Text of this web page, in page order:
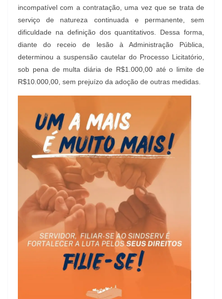
incompatível com a contratação, uma vez que se trata de
serviço de natureza continuada e permanente, sem
dificuldade na definição dos quantitativos. Dessa forma,
diante do receio de lesão à Administração Pública,
determinou a suspensão cautelar do Processo Licitatório,
sob pena de multa diária de R$1.000,00 até o limite de
R$10.000,00, sem prejuízo da adoção de outras medidas.